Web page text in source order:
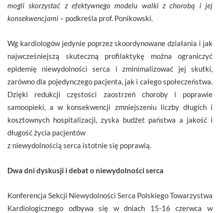
mogli skorzystać z efektywnego modelu walki z chorobą i jej
konsekwencjami – podkreśla prof. Ponikowski.
Wg kardiologów jedynie poprzez skoordynowane działania i jak
najwcześniejszą skuteczną profilaktykę można ograniczyć
epidemię niewydolności serca i zminimalizować jej skutki,
zarówno dla pojedynczego pacjenta, jak i całego społeczeństwa.
Dzięki redukcji częstości zaostrzeń choroby i poprawie
samoopieki, a w konsekwencji zmniejszeniu liczby długich i
kosztownych hospitalizacji, zyska budżet państwa a jakość i
długość życia pacjentów
z niewydolnością serca istotnie się poprawią.
Dwa dni dyskusji i debat o niewydolności serca
Konferencja Sekcji Niewydolności Serca Polskiego Towarzystwa
Kardiologicznego odbywa się w dniach 15-16 czerwca w